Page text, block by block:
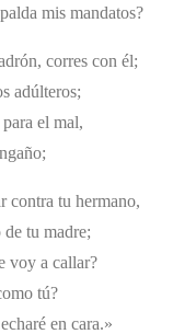
mis mandatos?
corres con él;
adúlteros;
el mal,
contra tu hermano,
tu madre;
voy a callar?
tú?
en cara.»